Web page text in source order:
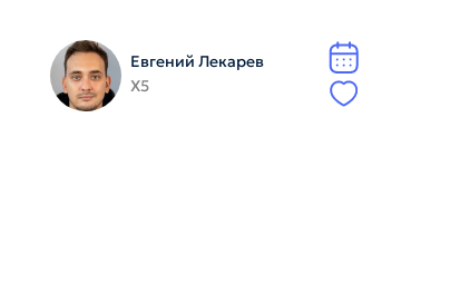
Евгений Лекарев
X5